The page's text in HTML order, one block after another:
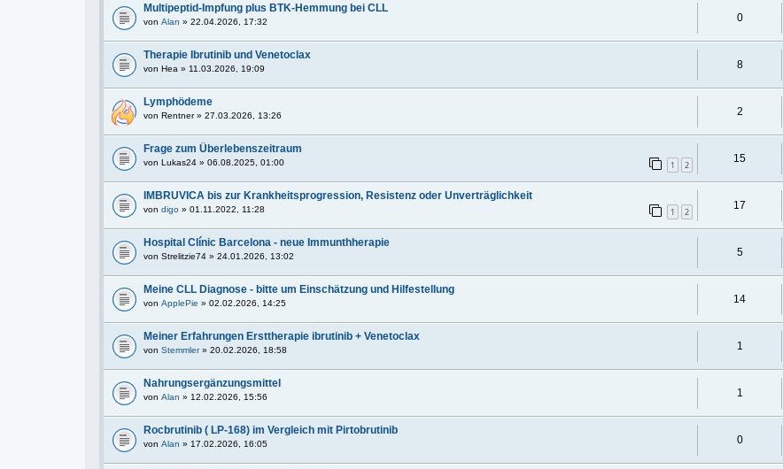
Multipeptid-Impfung plus BTK-Hemmung bei CLL
von Alan » 22.04.2026, 17:32 0
Therapie Ibrutinib und Venetoclax
von Hea » 11.03.2026, 19:09 8
Lymphödeme
von Rentner» 27.03.2026, 13:26 2
Frage zum Überlebenszeitraum
von Lukas24 » 06.08.2025, 01:00 1 2
15
IMBRUVICA bis zur Krankheitsprogression, Resistenz oder Unverträglichkeit
von digo » 01.11.2022, 11:28 1 2
17
Hospital Clínic Barcelona - neue Immunthherapie
von Strelitzie74 » 24.01.2026, 13:02 5
Meine CLL Diagnose - bitte um Einschätzung und Hilfestellung
von ApplePie » 02.02.2026, 14:25 14
Meiner Erfahrungen Ersttherapie ibrutinib + Venetoclax
von Stemmler» 20.02.2026, 18:58 1
Nahrungsergänzungsmittel
von Alan » 12.02.2026, 15:56 1
Rocbrutinib ( LP-168) im Vergleich mit Pirtobrutinib
von Alan » 17.02.2026, 16:05 0